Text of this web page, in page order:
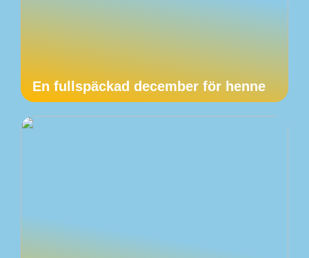
En fullspäckad december för henne